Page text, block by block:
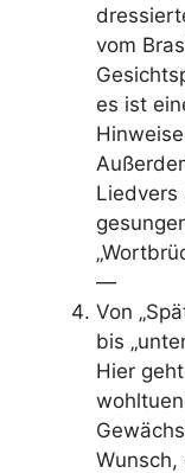
vom
es ist
Liedvers
—
Von
bis
Hier
Wunsch,